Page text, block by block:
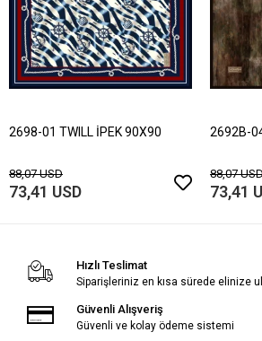
2698-01 TWILL İPEK 90X90
88,07 USD
73,41 USD
2692B-
88,07
73,41
Hızlı Teslimat
Siparişleriniz en kısa sürede elinize
Güvenli Alışveriş
Güvenli ve kolay ödeme sistemi